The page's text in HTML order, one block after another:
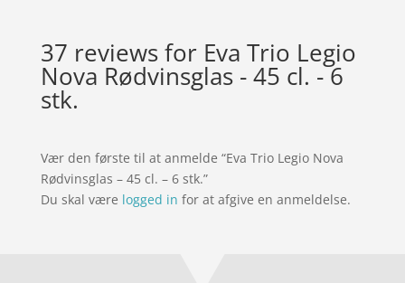
37 reviews for Eva Trio Legio
Nova Rødvinsglas - 45 cl. - 6
stk.
Vær den første til at anmelde “Eva Trio Legio Nova
Rødvinsglas – 45 cl. – 6 stk.”
Du skal være logged in for at afgive en anmeldelse.